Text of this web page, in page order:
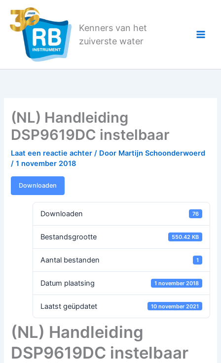
naar
Kenners van het
zuiverste water
(NL) Handleiding
DSP9619DC instelbaar
Laat een reactie achter / Door Martijn Schoonderwoerd
/1 november 2018
Downloaden
Downloaden 76
Bestandsgrootte 550.42 KB
Aantal bestanden 1
Datum plaatsing 1 november 2018
Laatst geüpdatet 10 november 2021
(NL) Handleiding
DSP9619DC instelbaar